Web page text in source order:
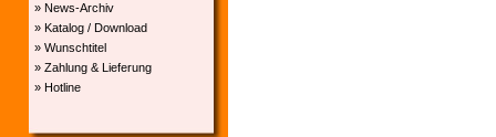
» News-Archiv
» Katalog / Download
» Wunschtitel
» Zahlung & Lieferung
» Hotline